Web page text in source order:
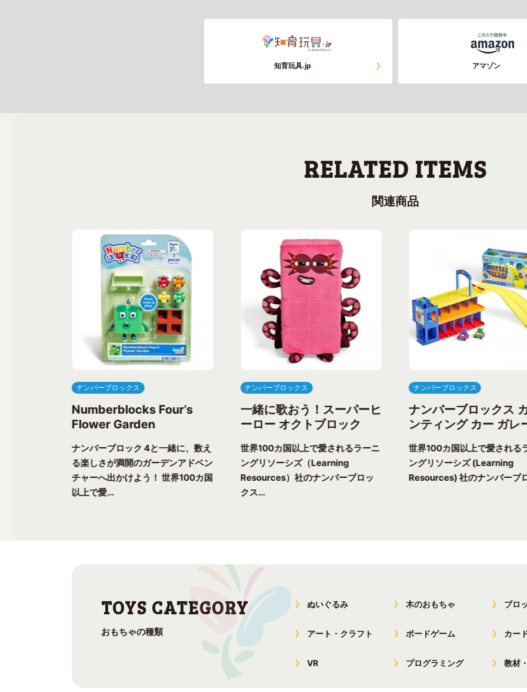
知育玩具.jp アマゾン
関連商品
ナンバーブロックス
Numberblocks Four’s
Flower Garden
ナンバーブロック 4と一緒に、数え
る楽しさが満開のガーデンアドベン
チャーへ出かけよう！ 世界100カ国
以上で愛...
ナンバーブロックス
一緒に歌おう！スーパーヒ
ーロー オクトブロック
世界100カ国以上で愛されるラーニ
ングリソーシズ（Learning
Resources）社のナンバーブロッ
クス...
ナンバーブロックス
ナンバーブロックス
ンティング カー ガレ
世界100カ国以上で愛される
ングリソーシズ (Learning
Resources) 社のナンバーブ
おもちゃの種類
ぬいぐるみ 木のおもちゃ ブロ
アート・クラフト ボードゲーム カー
VR プログラミング 教材